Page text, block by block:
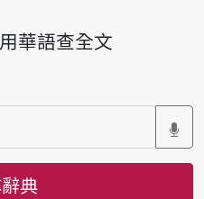
用華語查全文
典